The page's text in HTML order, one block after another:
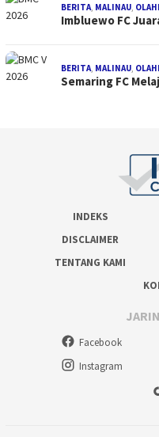
BERITA MALINAU
Imbluewo FC
BERITA MALINAU
Semaring FC
INDEKS
DISCLAIMER
TENTANG KAMI
Facebook
Instagram